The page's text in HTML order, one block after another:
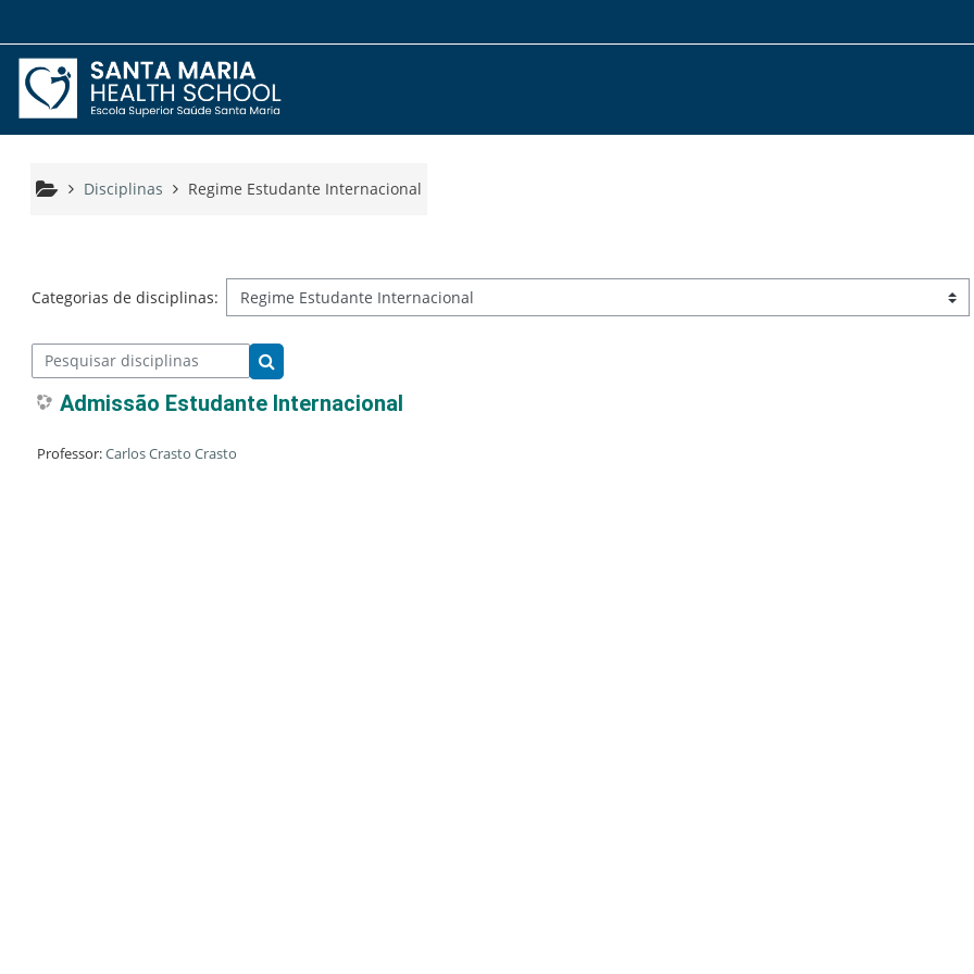
Disciplinas Regime Estudante Internacional
Categorias de disciplinas:
Pesquisar disciplinas
Pesquisar disciplinas
Admissão Estudante Internacional
Professor:Carlos Crasto Crasto